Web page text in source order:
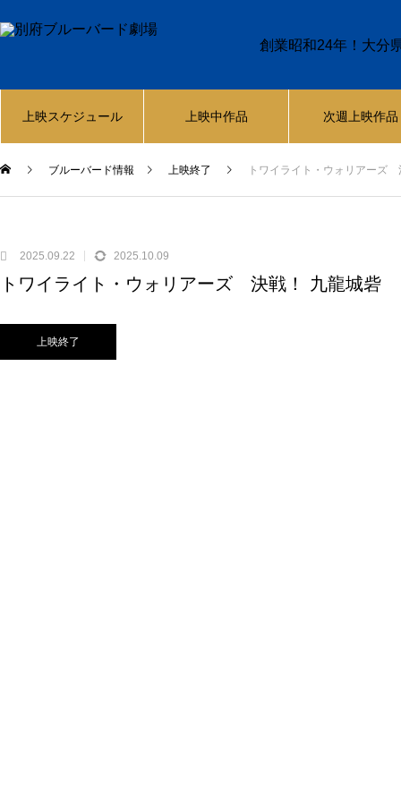
創業昭和24年！大分
上映スケジュール 上映中作品 次週上映作品
ブルーバード情報 上映終了 トワイライト・ウォリアーズ
2025.09.22 2025.10.09
トワイライト・ウォリアーズ 決戦！ 九龍城砦
上映終了